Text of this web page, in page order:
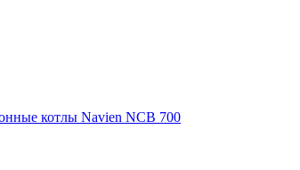
котлы Navien NCB 700